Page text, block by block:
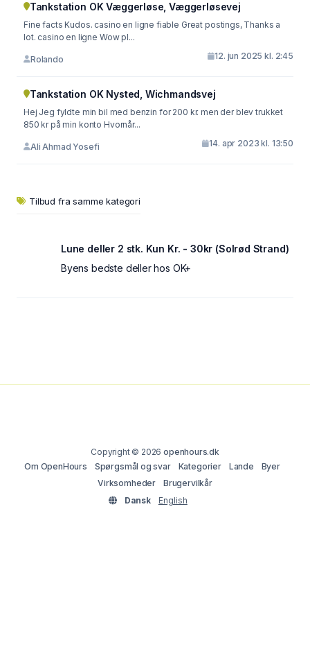
Tankstation OK Væggerløse, Væggerløsevej
Fine facts Kudos. casino en ligne fiable Great postings, Thanks a
lot. casino en ligne Wow pl...
Rolando 12. jun 2025 kl. 2:45
Tankstation OK Nysted, Wichmandsvej
Hej Jeg fyldte min bil med benzin for 200 kr. men der blev trukket
850 kr på min konto Hvornår...
Ali Ahmad Yosefi 14. apr 2023 kl. 13:50
Tilbud fra samme kategori
Lune deller 2 stk. Kun Kr. - 30kr (Solrød Strand)
Byens bedste deller hos OK+
Copyright © 2026openhours.dk
Om OpenHours
Spørgsmål og svar Kategorier Lande
Byer
Virksomheder
Brugervilkår
Dansk
English